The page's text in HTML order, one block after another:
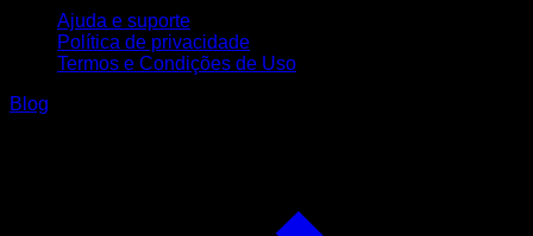
Ajuda e suporte
Política de privacidade
Termos e Condições de Uso
Blog